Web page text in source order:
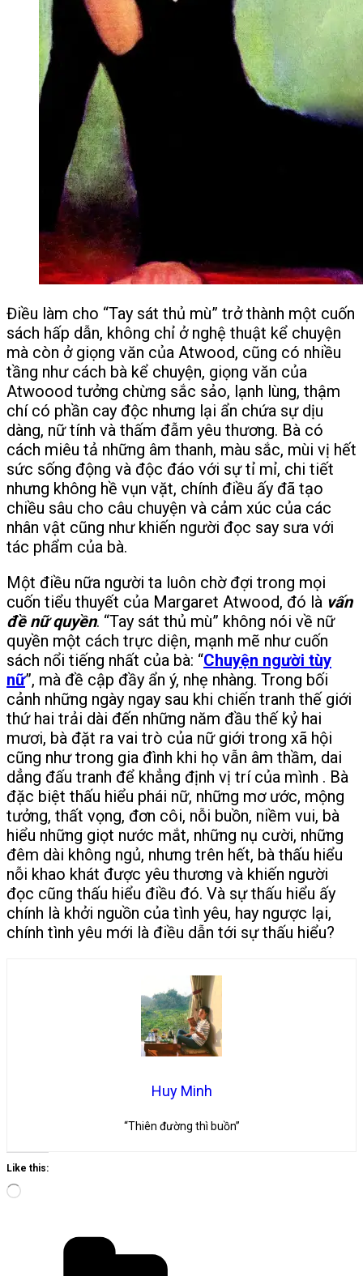
Điều làm cho “Tay sát thủ mù” trở thành một cuốn
sách hấp dẫn, không chỉ ở nghệ thuật kể chuyện
mà còn ở giọng văn của Atwood, cũng có nhiều
tầng như cách bà kể chuyện, giọng văn của
Atwoood tưởng chừng sắc sảo, lạnh lùng, thậm
chí có phần cay độc nhưng lại ẩn chứa sự dịu
dàng, nữ tính và thấm đẫm yêu thương. Bà có
cách miêu tả những âm thanh, màu sắc, mùi vị hết
sức sống động và độc đáo với sự tỉ mỉ, chi tiết
nhưng không hề vụn vặt, chính điều ấy đã tạo
chiều sâu cho câu chuyện và cảm xúc của các
nhân vật cũng như khiến người đọc say sưa với
tác phẩm của bà.
Một điều nữa người ta luôn chờ đợi trong mọi
cuốn tiểu thuyết của Margaret Atwood, đó là vấn
đề nữ quyền. “Tay sát thủ mù” không nói về nữ
quyền một cách trực diện, mạnh mẽ như cuốn
sách nổi tiếng nhất của bà: “Chuyện người tùy
nữ”, mà đề cập đầy ẩn ý, nhẹ nhàng. Trong bối
cảnh những ngày ngay sau khi chiến tranh thế giới
thứ hai trải dài đến những năm đầu thế kỷ hai
mươi, bà đặt ra vai trò của nữ giới trong xã hội
cũng như trong gia đình khi họ vẫn âm thầm, dai
dẳng đấu tranh để khẳng định vị trí của mình . Bà
đặc biệt thấu hiểu phái nữ, những mơ ước, mộng
tưởng, thất vọng, đơn côi, nỗi buồn, niềm vui, bà
hiểu những giọt nước mắt, những nụ cười, những
đêm dài không ngủ, nhưng trên hết, bà thấu hiểu
nỗi khao khát được yêu thương và khiến người
đọc cũng thấu hiểu điều đó. Và sự thấu hiểu ấy
chính là khởi nguồn của tình yêu, hay ngược lại,
chính tình yêu mới là điều dẫn tới sự thấu hiểu?
Huy Minh
“Thiên đường thì buồn”
Like this:
Loading…